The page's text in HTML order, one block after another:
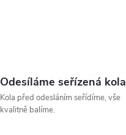
Odesíláme seřízená kola
Kola před odesláním seřídíme, vše
kvalitně balíme.